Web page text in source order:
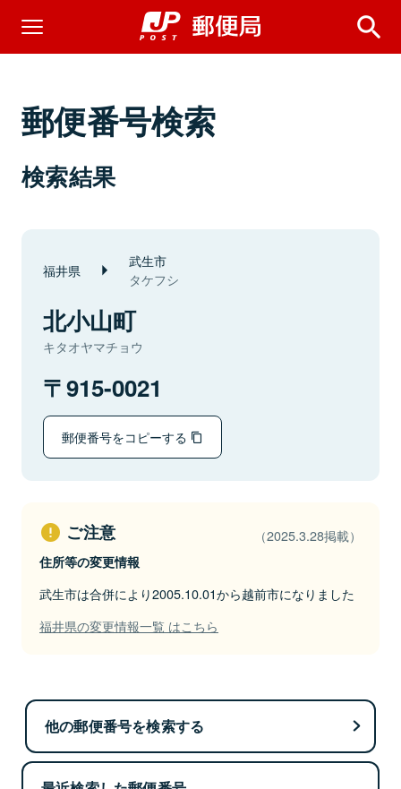
郵便番号検索
検索結果
福井県 武生市
タケフシ
北小山町
キタオヤマチョウ
915-0021
郵便番号をコピーする
ご注意 （2025.3.28掲載）
住所等の変更情報
武生市は合併により2005.10.01から越前市になりました
福井県の変更情報一覧 はこちら
他の郵便番号を検索する